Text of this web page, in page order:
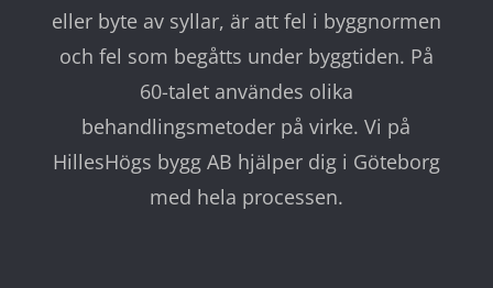
eller byte av syllar, är att fel i byggnormen
och fel som begåtts under byggtiden. På
60-talet användes olika
behandlingsmetoder på virke. Vi på
HillesHögs bygg AB hjälper dig i Göteborg
med hela processen.